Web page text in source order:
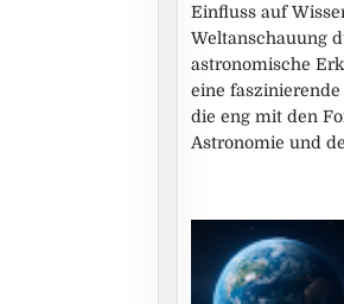
Einfluss auf
Weltanschauung
astronomische
eine
die eng mit den
Astronomie und